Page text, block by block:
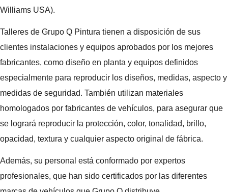
Williams USA).
Talleres de Grupo Q Pintura tienen a disposición de sus
clientes instalaciones y equipos aprobados por los mejores
fabricantes, como diseño en planta y equipos definidos
especialmente para reproducir los diseños, medidas, aspecto y
medidas de seguridad. También utilizan materiales
homologados por fabricantes de vehículos, para asegurar que
se logrará reproducir la protección, color, tonalidad, brillo,
opacidad, textura y cualquier aspecto original de fábrica.
Además, su personal está conformado por expertos
profesionales, que han sido certificados por las diferentes